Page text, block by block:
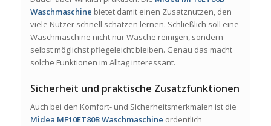
Waschmaschine bietet damit einen Zusatznutzen, den
viele Nutzer schnell schätzen lernen. Schließlich soll eine
Waschmaschine nicht nur Wäsche reinigen, sondern
selbst möglichst pflegeleicht bleiben. Genau das macht
solche Funktionen im Alltag interessant.
Sicherheit und praktische Zusatzfunktionen
Auch bei den Komfort- und Sicherheitsmerkmalen ist die
Midea MF10ET80B Waschmaschine ordentlich